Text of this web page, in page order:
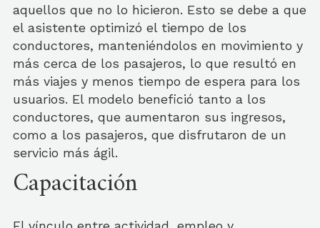
aquellos que no lo hicieron. Esto se debe a que
el asistente optimizó el tiempo de los
conductores, manteniéndolos en movimiento y
más cerca de los pasajeros, lo que resultó en
más viajes y menos tiempo de espera para los
usuarios. El modelo benefició tanto a los
conductores, que aumentaron sus ingresos,
como a los pasajeros, que disfrutaron de un
servicio más ágil.
Capacitación